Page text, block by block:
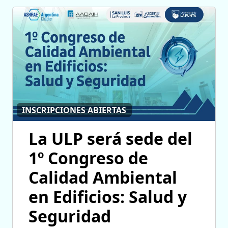
INSCRIPCIONES ABIERTAS
La ULP será sede del
1º Congreso de
Calidad Ambiental
en Edificios: Salud y
Seguridad